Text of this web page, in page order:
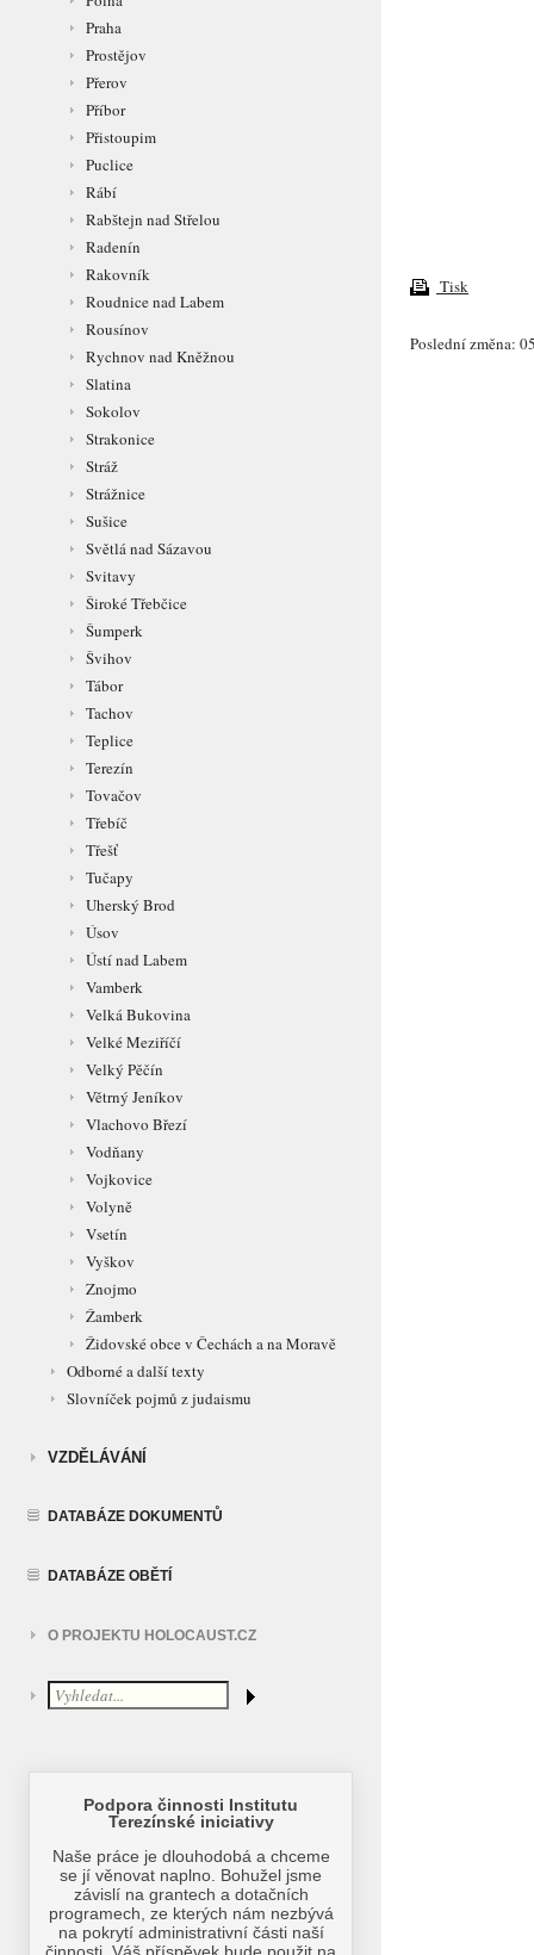
Praha
Prostějov
Přerov
Příbor
Přistoupim
Puclice
Rábí
Rabštejn nad Střelou
Radenín
Rakovník
Roudnice nad Labem
Rousínov
Rychnov nad Kněžnou
Slatina
Sokolov
Strakonice
Stráž
Strážnice
Sušice
Světlá nad Sázavou
Svitavy
Široké Třebčice
Šumperk
Švihov
Tábor
Tachov
Teplice
Terezín
Tovačov
Třebíč
Třešť
Tučapy
Uherský Brod
Úsov
Ústí nad Labem
Vamberk
Velká Bukovina
Velké Meziříčí
Velký Pěčín
Větrný Jeníkov
Vlachovo Březí
Vodňany
Vojkovice
Volyně
Vsetín
Vyškov
Znojmo
Žamberk
Židovské obce v Čechách a na Moravě
Odborné a další texty
Slovníček pojmů z judaismu
VZDĚLÁVÁNÍ
DATABÁZE DOKUMENTŮ
DATABÁZE OBĚTÍ
O PROJEKTU HOLOCAUST.CZ
Tisk
Poslední změna: